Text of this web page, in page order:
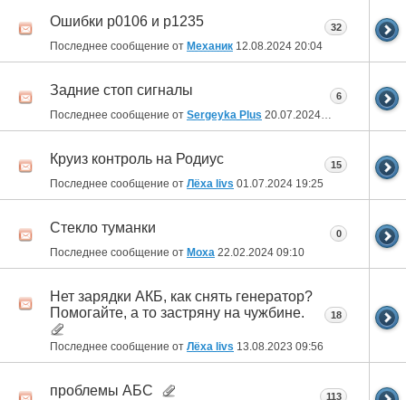
Ошибки p0106 и p1235
Последнее сообщение от Механик 12.08.2024 20:04
32
Задние стоп сигналы
Последнее сообщение от Sergeyka Plus 20.07.2024
6
Круиз контроль на Родиус
Последнее сообщение от Лёха livs 01.07.2024 19:25
15
Стекло туманки
Последнее сообщение от Moxa 22.02.2024 09:10
0
Нет зарядки АКБ, как снять генератор?
Помогайте, а то застряну на чужбине.
Последнее сообщение от Лёха livs 13.08.2023 09:56
18
проблемы АБС 113